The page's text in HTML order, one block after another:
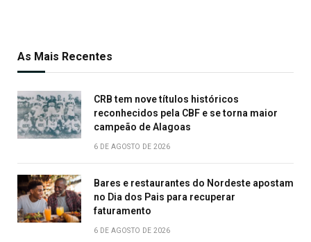
As Mais Recentes
CRB tem nove títulos históricos
reconhecidos pela CBF e se torna maior
campeão de Alagoas
6 DE AGOSTO DE 2026
Bares e restaurantes do Nordeste apostam
no Dia dos Pais para recuperar
faturamento
6 DE AGOSTO DE 2026